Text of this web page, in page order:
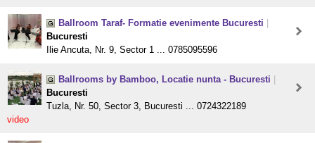
Ballroom Taraf- Formatie evenimente Bucuresti
Bucuresti
Ilie Ancuta, Nr. 9, Sector 1 ... 0785095596
Ballrooms by Bamboo, Locatie nunta - Bucuresti
Bucuresti
Tuzla, Nr. 50, Sector 3, Bucuresti ... 0724322189
video